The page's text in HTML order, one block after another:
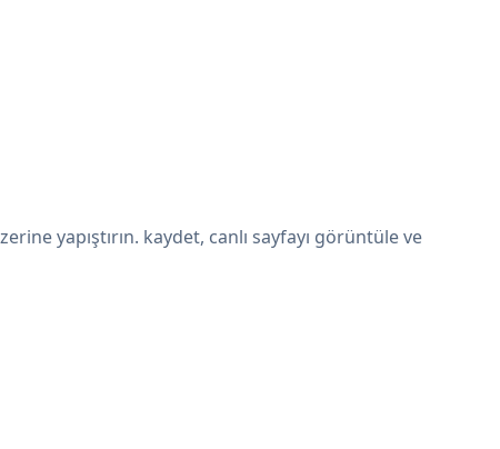
yapıştırın. kaydet, canlı sayfayı görüntüle ve